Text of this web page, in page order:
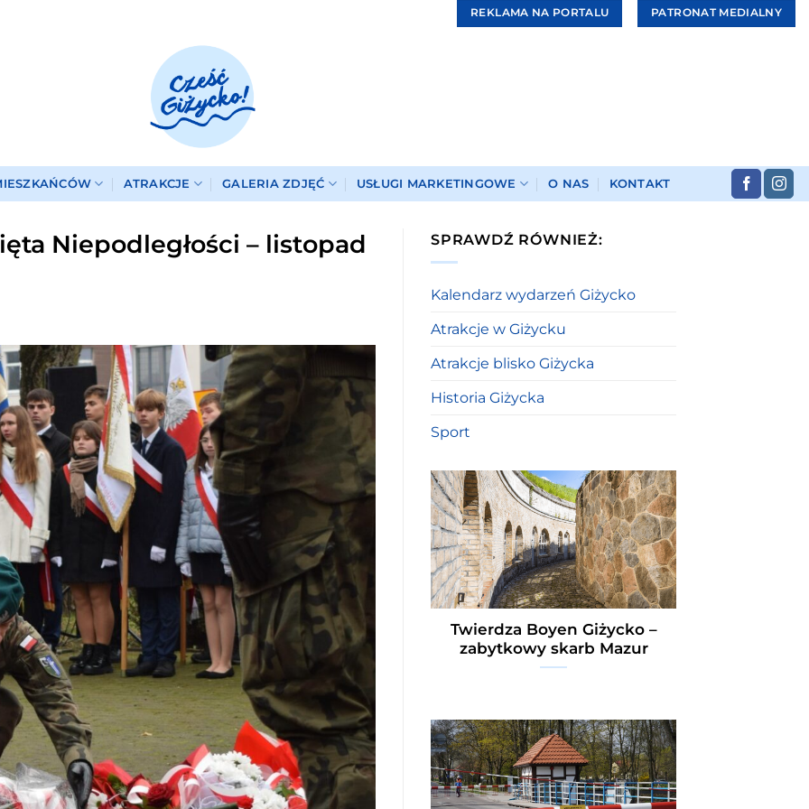
REKLAMA NA PORTALU PATRONAT MEDIALNY
ATRAKCJE GALERIA ZDJĘĆ USŁUGI MARKETINGOWE O NAS KONTAKT
Niepodległości – listopad SPRAWDŹ RÓWNIEŻ:
Kalendarz wydarzeń Giżycko
Atrakcje w Giżycku
Atrakcje blisko Giżycka
Historia Giżycka
Sport
Twierdza Boyen Giżycko –
zabytkowy skarb Mazur